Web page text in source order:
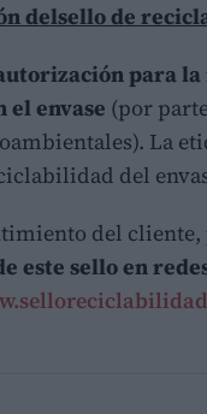
delsello de
para
el envase (por
La
del
del cliente,
este sello en